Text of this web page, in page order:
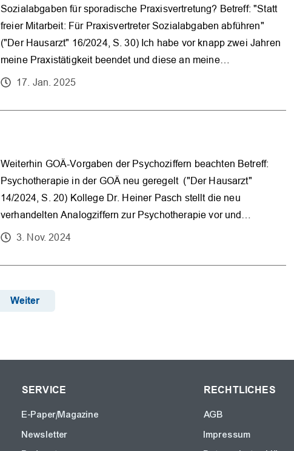
Sozialabgaben für sporadische Praxisvertretung? Betreff: "Statt
freier Mitarbeit: Für Praxisvertreter Sozialabgaben abführen"
("Der Hausarzt" 16/2024, S. 30) Ich habe vor knapp zwei Jahren
meine Praxistätigkeit beendet und diese an meine…
17. Jan. 2025
Weiterhin GOÄ-Vorgaben der Psychoziffern beachten Betreff:
Psychotherapie in der GOÄ neu geregelt ("Der Hausarzt"
14/2024, S. 20) Kollege Dr. Heiner Pasch stellt die neu
verhandelten Analogziffern zur Psychotherapie vor und…
3. Nov. 2024
Weiter
SERVICE
E-Paper/Magazine
Newsletter
RECHTLICHES
AGB
Impressum